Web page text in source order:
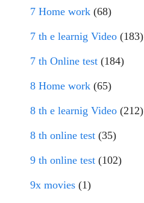
7 Home work (68)
7 th e learnig Video (183)
7 th Online test (184)
8 Home work (65)
8 th e learnig Video (212)
8 th online test (35)
9 th online test (102)
9x movies (1)